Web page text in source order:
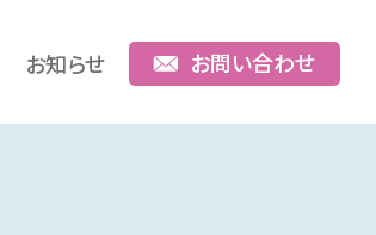
お知らせ お問い合わせ